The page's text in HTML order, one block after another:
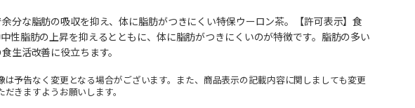
分な脂肪の吸収を抑え、体に脂肪がつきにくい特保ウーロン茶。【許可表示】食
性脂肪の上昇を抑えるとともに、体に脂肪がつきにくいのが特徴です。脂肪の多い
生活改善に役立ちます。
予告なく変更となる場合がございます。また、商品表示の記載内容に関しましても変更
きますようお願いします。